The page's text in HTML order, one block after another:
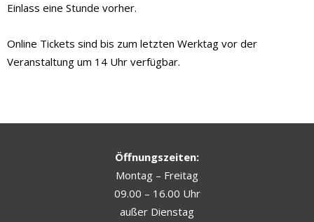
Einlass eine Stunde vorher.
Online Tickets sind bis zum letzten Werktag vor der
Veranstaltung um 14 Uhr verfügbar.
Öffnungszeiten:
Montag – Freitag
09.00 – 16.00 Uhr
außer Dienstag